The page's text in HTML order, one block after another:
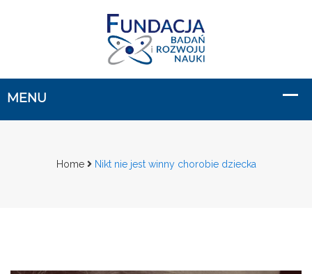
Home Nikt nie jest winny chorobie dziecka